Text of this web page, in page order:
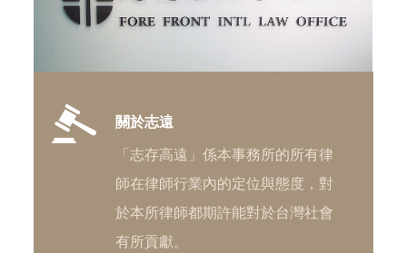
關於志遠
「志存高遠」係本事務所的所有律
師在律師行業內的定位與態度，對
於本所律師都期許能對於台灣社會
有所貢獻。